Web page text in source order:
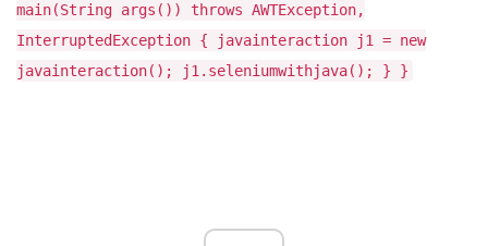
main(String args()) throws AWTException,
InterruptedException { javainteraction j1 = new
javainteraction(); j1.seleniumwithjava(); } }